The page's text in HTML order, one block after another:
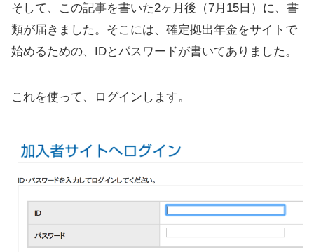
そして、この記事を書いた2ヶ月後（7月15日）に、書
類が届きました。そこには、確定拠出年金をサイトで
始めるための、IDとパスワードが書いてありました。
これを使って、ログインします。